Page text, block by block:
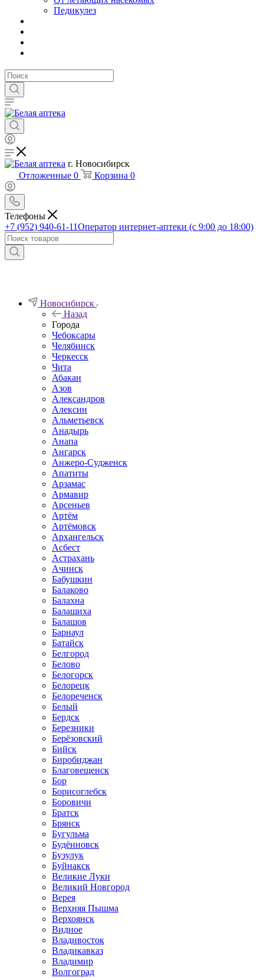
Педикулез
г. Новосибирск
Отложенные 0 Корзина 0
Телефоны
+7 (952) 940-61-11Оператор интернет-аптеки (с 9:00 до 18:00)
Новосибирск
Назад
Города
Чебоксары
Челябинск
Черкесск
Чита
Абакан
Азов
Александров
Алексин
Альметьевск
Анадырь
Анапа
Ангарск
Анжеро-Судженск
Апатиты
Арзамас
Армавир
Арсеньев
Артём
Артёмовск
Архангельск
Асбест
Астрахань
Ачинск
Бабушкин
Балаково
Балахна
Балашиха
Балашов
Барнаул
Батайск
Белгород
Белово
Белогорск
Белорецк
Белореченск
Белый
Бердск
Березники
Берёзовский
Бийск
Биробиджан
Благовещенск
Бор
Борисоглебск
Боровичи
Братск
Брянск
Бугульма
Будённовск
Бузулук
Буйнакск
Великие Луки
Великий Новгород
Верея
Верхняя Пышма
Верхоянск
Видное
Владивосток
Владикавказ
Владимир
Волгоград